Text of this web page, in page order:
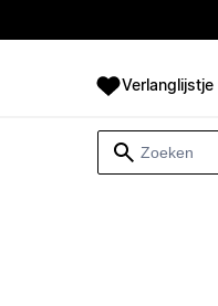
Verlanglijstje